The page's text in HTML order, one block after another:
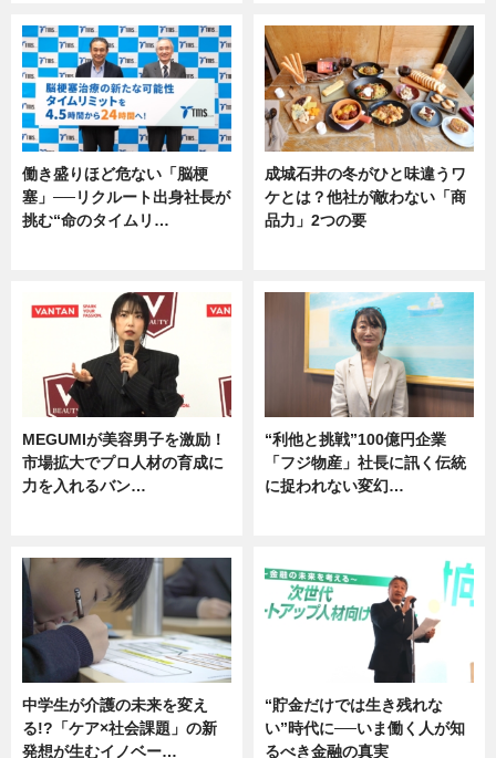
働き盛りほど危ない「脳梗
塞」──リクルート出身社長が
挑む“命のタイムリ…
成城石井の冬がひと味違うワ
ケとは？他社が敵わない「商
品力」2つの要
MEGUMIが美容男子を激励！
市場拡大でプロ人材の育成に
力を入れるバン…
“利他と挑戦”100億円企業
「フジ物産」社長に訊く伝統
に捉われない変幻…
中学生が介護の未来を変え
る!?「ケア×社会課題」の新
発想が生むイノベー…
“貯金だけでは生き残れな
い”時代に──いま働く人が知
るべき金融の真実